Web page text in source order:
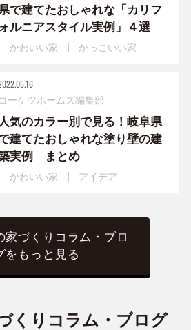
で建てたおしゃれな「カリフ
ォルニアスタイル実例」４選
かわいい家 かっこいい家
コーケツホームズ編集部
人気のカラー別で見る！岐阜県
建てたおしゃれな塗り壁の建
実例 まとめ
かわいい家 アイデア
家づくりコラム・ブロ
をもっと見る
くりコラム・ブログ